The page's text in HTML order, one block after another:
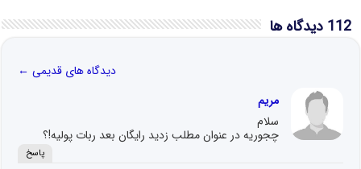
112 دیدگاه ها
دیدگاه های قدیمی ←
مریم
سلام
چجوریه در عنوان مطلب زدید رایگان بعد ربات پولیه!؟
پاسخ